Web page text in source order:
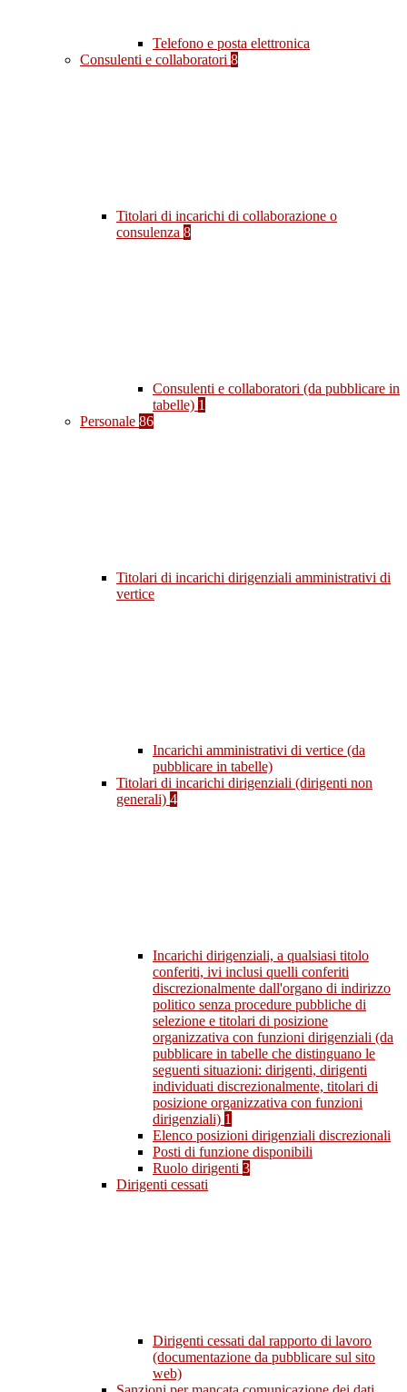
Telefono e posta elettronica
Consulenti e collaboratori 8
Titolari di incarichi di collaborazione o
consulenza 8
Consulenti e collaboratori (da pubblicare in
tabelle) 1
Personale 86
Titolari di incarichi dirigenziali amministrativi di
vertice
Incarichi amministrativi di vertice (da
pubblicare in tabelle)
Titolari di incarichi dirigenziali (dirigenti non
generali) 4
Incarichi dirigenziali, a qualsiasi titolo
conferiti, ivi inclusi quelli conferiti
discrezionalmente dall'organo di indirizzo
politico senza procedure pubbliche di
selezione e titolari di posizione
organizzativa con funzioni dirigenziali (da
pubblicare in tabelle che distinguano le
seguenti situazioni: dirigenti, dirigenti
individuati discrezionalmente, titolari di
posizione organizzativa con funzioni
dirigenziali) 1
Elenco posizioni dirigenziali discrezionali
Posti di funzione disponibili
Ruolo dirigenti 3
Dirigenti cessati
Dirigenti cessati dal rapporto di lavoro
(documentazione da pubblicare sul sito
web)